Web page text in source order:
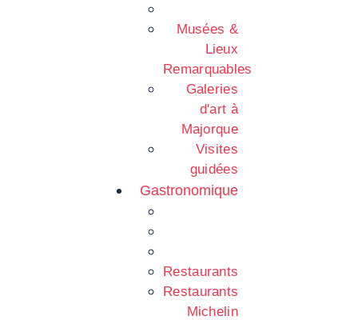
Musées &
Lieux
Remarquables
Galeries
d'art à
Majorque
Visites
guidées
Gastronomique
Restaurants
Restaurants
Michelin